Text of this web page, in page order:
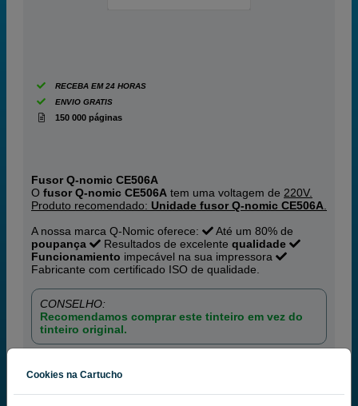
RECEBA EM 24 HORAS
ENVIO GRATIS
150 000 páginas
Fusor Q-nomic CE506A
O fusor Q-nomic CE506A tem uma voltagem de 220V.
Produto recomendado: Unidade fusor Q-nomic CE506A
A nossa marca Q-Nomic oferece:
Até um 80% de
poupança
Resultados de excelente qualidade
Funcionamiento impecável na sua impressora
Fabricante com certificado ISO de qualidade.
CONSELHO:
Recomendamos comprar este tinteiro em vez do
tinteiro original.
comprar >
Cookies na Cartucho